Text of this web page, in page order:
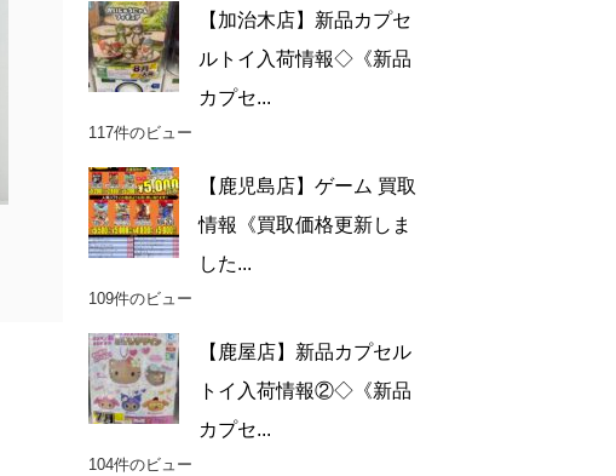
【加治木店】新品カプセ
ルトイ入荷情報◇《新品
カプセ...
117件のビュー
【鹿児島店】ゲーム 買取
情報《買取価格更新しま
した...
109件のビュー
【鹿屋店】新品カプセル
トイ入荷情報②◇《新品
カプセ...
104件のビュー